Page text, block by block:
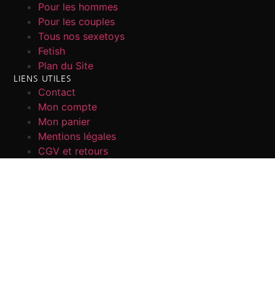
Pour les hommes
Pour les couples
Tous nos sexetoys
Fetish
Plan du Site
LIENS UTILES
Contact
Mon compte
Mon panier
Mentions légales
CGV et retours